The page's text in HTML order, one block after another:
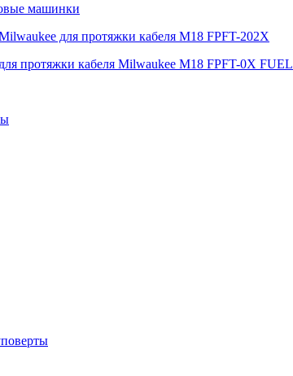
машинки
для протяжки кабеля M18 FPFT-202X
протяжки кабеля Milwaukee M18 FPFT-0X FUEL